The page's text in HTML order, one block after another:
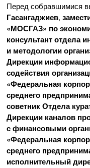
Перед собравшимися
Гасангаджиев,
«МОСГАЗ» по
консультант отдела
и методологии
Дирекции
содействия
«Федеральная
среднего
советник Отдела
Дирекции каналов
с финансовыми
«Федеральная
среднего
исполнительный